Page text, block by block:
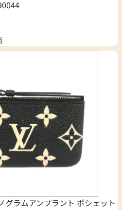
グラムアンプラント ポシェット